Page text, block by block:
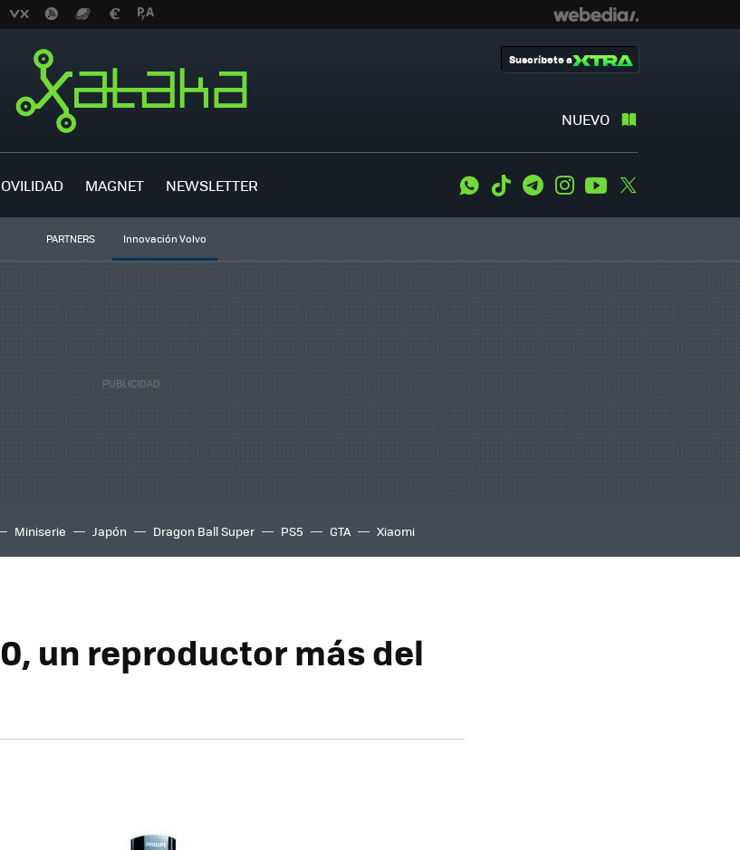
NUEVO
Suscríbete a
MAGNET NEWSLETTER WhatsApp
Tiktok TelegramInstagramYoutube
PARTNERS Innovación Volvo
Miniserie Japón Dragon Ball Super PS5 GTA Xiaomi
un reproductor más del